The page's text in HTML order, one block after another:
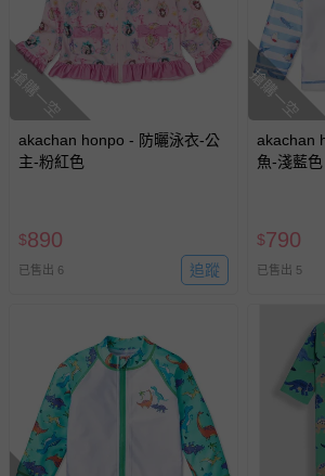
搶購一空
akachan honpo - 防曬泳衣-公
主-粉紅色
$890
已售出 6 追蹤
搶購一空
akachan
魚-淺藍色
$790
已售出 5